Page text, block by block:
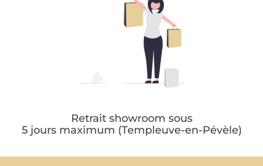
Retrait showroom sous
5 jours maximum (Templeuve-en-Pévèle)